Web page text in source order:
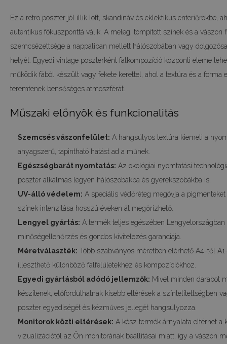
Ez a retro poszter jól illik loft, skandináv és eklektikus enteriőrökbe,
autentikus fókuszponttá válik. A meleg, tompított színek és a vászon
szemcsézettsége a nappaliban mellett hálószobában vagy
helyét. Egyedi vintage poszterként falkompozíció központi eleme
működik fából készült vagy fekete kerettel, ahol a textúra és a forma
teremtenek bensőséges atmoszférát.
Műszaki előnyök és funkcionalitás
Szemcsés vászonfelület: A hangsúlyos textúra kiemeli a
anyagszerű, tapintható hatást ad a műnek.
Egészségbarát nyomtatás: Az ökológiai nyomtatási
poszter alkalmas legyen hálószobákba és gyerekszobákba is.
UV-álló védelem: A speciális védőréteg megóvja a
színek intenzitása hosszú éveken át megőrizhető.
Lengyel gyártás: A termék teljes egészében
minőségellenőrzés és gondos kivitelezés garanciája.
Méretválaszték: Több szabványos méretben elérhető A4-től
illeszthető különböző falfelületekhez és kompozíciókhoz.
Egyedi gyártásból adódó jellemzők: Mivel minden darabot
készítenek, előfordulhatnak kisebb eltérések a színtelítettségben
poszter egyediségét és kézműves jellegét hangsúlyozza.
Monitorok közti eltérések: A kész termék árnyalata eltérhet a
vizualizációtól az Ön monitorának beállításai miatt, így a vászon